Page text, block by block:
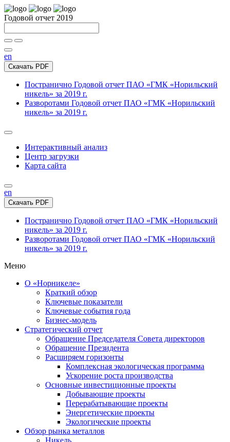
Годовой отчет 2019
en
Скачать PDF
Постранично Годовой отчет ПАО «ГМК «Норильский
никель» за 2019 г.
Разворотами Годовой отчет ПАО «ГМК «Норильский
никель» за 2019 г.
Интерактивный анализ
Центр загрузки
Карта сайта
en
Скачать PDF
Постранично Годовой отчет ПАО «ГМК «Норильский
никель» за 2019 г.
Разворотами Годовой отчет ПАО «ГМК «Норильский
никель» за 2019 г.
Меню
О «Норникеле»
Краткий обзор
Ключевые показатели
Ключевые события года
Бизнес-модель
Стратегический отчет
Обращение Председателя Совета директоров
Обращение Президента
Расширяем горизонты
Комплексная экологическая программа
Ускорение роста производства
Основные инвестиционные проекты
Добывающие проекты
Перерабатывающие проекты
Энергетические проекты
Экологические проекты
Обзор рынка металлов
Никель